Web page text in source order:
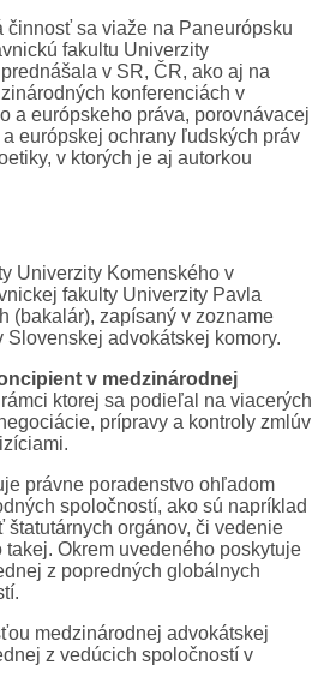
sa viaže na Paneurópsku
fakultu Univerzity
v SR, ČR, ako aj na
konferenciách v
a európskeho práva, porovnávacej
európskej ochrany ľudských práv
v ktorých je aj autorkou
Univerzity Komenského v
fakulty Univerzity Pavla
(bakalár), zapísaný v zozname
advokátskej komory.
v medzinárodnej
rámci ktorej sa podieľal na viacerých
prípravy a kontroly zmlúv
právne poradenstvo ohľadom
spoločností, ako sú napríklad
orgánov, či vedenie
Okrem uvedeného poskytuje
z popredných globálnych
medzinárodnej advokátskej
z vedúcich spoločností v